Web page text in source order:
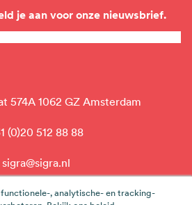
je aan voor onze nieuwsbrief.
574A 1062 GZ Amsterdam
(0)20 512 88 88
sigra@sigra.nl
linkedin
, analytische- en tracking-